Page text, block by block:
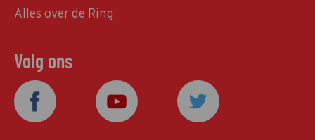
Alles over de Ring
Volg ons